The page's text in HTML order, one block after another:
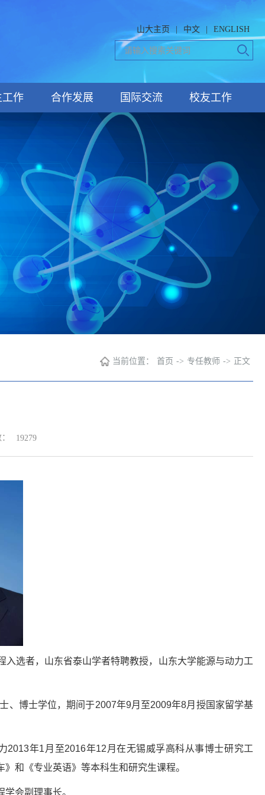
山大主页 中文 ENGLISH
工作 合作发展 国际交流 校友工作
当前位置： 首页 -> 专任教师 -> 正文
19279
选者，山东省泰山学者特聘教授，山东大学能源与动力工
、博士学位，期间于2007年9月至2009年8月授国家留学基
2013年1 月至2016年12 月在无锡威孚高科从事博士研究工
和《专业英语》等本科生和研究生课程。
会副理事长。